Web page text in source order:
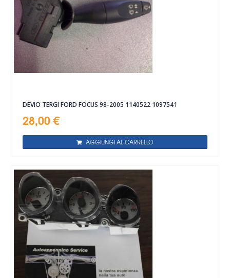
DEVIO TERGI FORD FOCUS 98-2005 1140522 1097541
28,00 €
AGGIUNGI AL CARRELLO